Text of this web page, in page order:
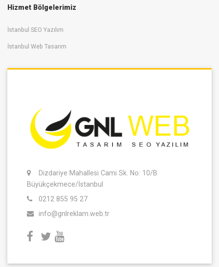
Hizmet Bölgelerimiz
İstanbul SEO Yazılım
İstanbul Web Tasarım
Dizdariye Mahallesi Cami Sk. No: 10/B
Büyükçekmece/İstanbul
0212 855 95 27
info@gnlreklam.web.tr